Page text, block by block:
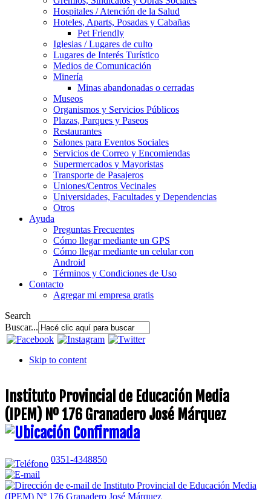
Hospitales / Atención de la Salud
Hoteles, Aparts, Posadas y Cabañas
Pet Friendly
Iglesias / Lugares de culto
Lugares de Interés Turístico
Medios de Comunicación
Minería
Minas abandonadas o cerradas
Museos
Organismos y Servicios Públicos
Plazas, Parques y Paseos
Restaurantes
Salones para Eventos Sociales
Servicios de Correo y Encomiendas
Supermercados y Mayoristas
Transporte de Pasajeros
Uniones/Centros Vecinales
Universidades, Facultades y Dependencias
Otros
Ayuda
Preguntas Frecuentes
Cómo llegar mediante un GPS
Cómo llegar mediante un celular con
Android
Términos y Condiciones de Uso
Contacto
Agregar mi empresa gratis
Search
Buscar...
Skip to content
Instituto Provincial de Educación Media
(IPEM) Nº 176 Granadero José Márquez
0351-4348850